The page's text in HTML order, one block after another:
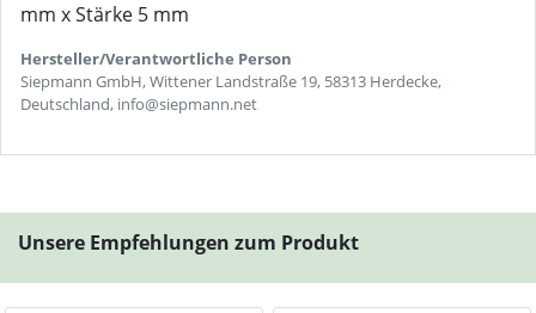
mm x Stärke 5 mm
Hersteller/Verantwortliche Person
Siepmann GmbH, Wittener Landstraße 19, 58313 Herdecke,
Deutschland, info@siepmann.net
Unsere Empfehlungen zum Produkt